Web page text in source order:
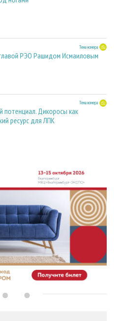
Тема номера
РЭО Рашидом Исмаиловым
Тема номера
потенциал. Дикоросы как
ресурс для ЛПК